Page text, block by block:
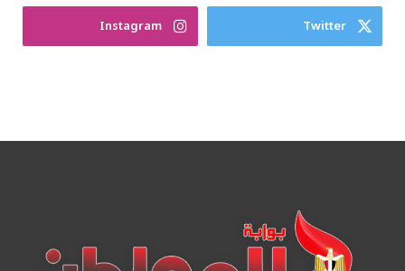
Twitter
Instagram